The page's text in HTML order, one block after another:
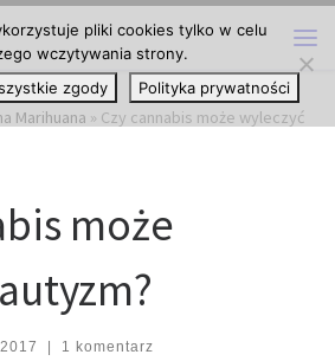
Marihuana » Czy cannabis może wyleczyć
może
| 1 komentarz
pliki cookies tylko w celu
wczytywania strony.
zgody Polityka prywatności